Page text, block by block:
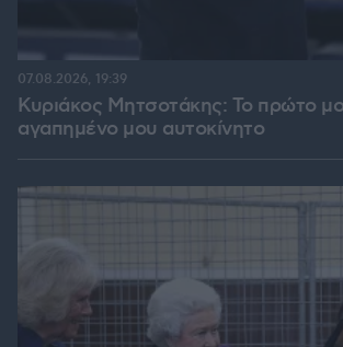
Κυριάκος Μητσοτάκης: Το πρώτο
αγαπημένο μου αυτοκίνητο
07.08.2026, 19:39